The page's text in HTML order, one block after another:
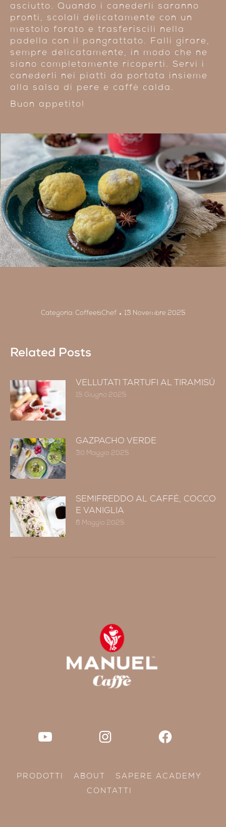
asciutto. Quando i canederli saranno
pronti, scolali delicatamente con un
mestolo forato e trasferiscili nella
padella con il pangrattato. Falli girare,
sempre delicatamente, in modo che ne
siano completamente ricoperti. Servi i
canederli nei piatti da portata insieme
alla salsa di pere e caffè
calda.
Buon appetito!
Categoria: Coffee&Chef 13 Novembre 2025
Related Posts
VELLUTATI TARTUFI AL TIRAMISÚ
15 Giugno 2025
GAZPACHO VERDE
30 Maggio 2025
SEMIFREDDO AL CAFFÈ, COCCO
E VANIGLIA
6 Maggio 2025
PRODOTTI ABOUT
SAPERE ACADEMY
CONTATTI